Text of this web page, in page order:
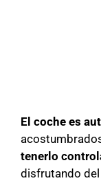
El coche es
tenerlo
disfrutando